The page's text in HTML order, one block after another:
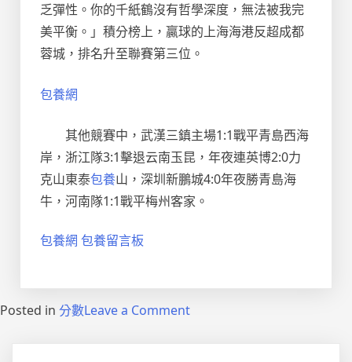
乏彈性。你的千紙鶴沒有哲學深度，無法被我完
美平衡。」積分榜上，贏球的上海海港反超成都
蓉城，排名升至聯賽第三位。
包養網
其他競賽中，武漢三鎮主場1:1戰平青島西海
岸，浙江隊3:1擊退云南玉昆，年夜連英博2:0力
克山東泰包養山，深圳新鵬城4:0年夜勝青島海
牛，河南隊1:1戰平梅州客家。
包養網 包養留言板
Posted in 分數Leave a Commenton